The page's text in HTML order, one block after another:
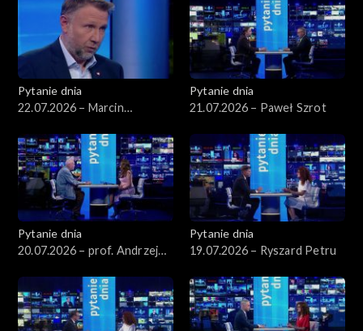
Pytanie dnia
22.07.2026 – Marcin
Pytanie dnia
21.07.2026 – Paweł Szrot
Pytanie dnia
20.07.2026 – prof. Andrzej
Pytanie dnia
19.07.2026 – Ryszard Petru